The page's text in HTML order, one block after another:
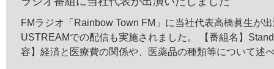
FMラジオ「Rainbow Town FM」に当社代表高橋眞生が
USTREAMでの配信も実施されました。 【番組名】
容】経済と医療費の関係や、医薬品の種類等について述